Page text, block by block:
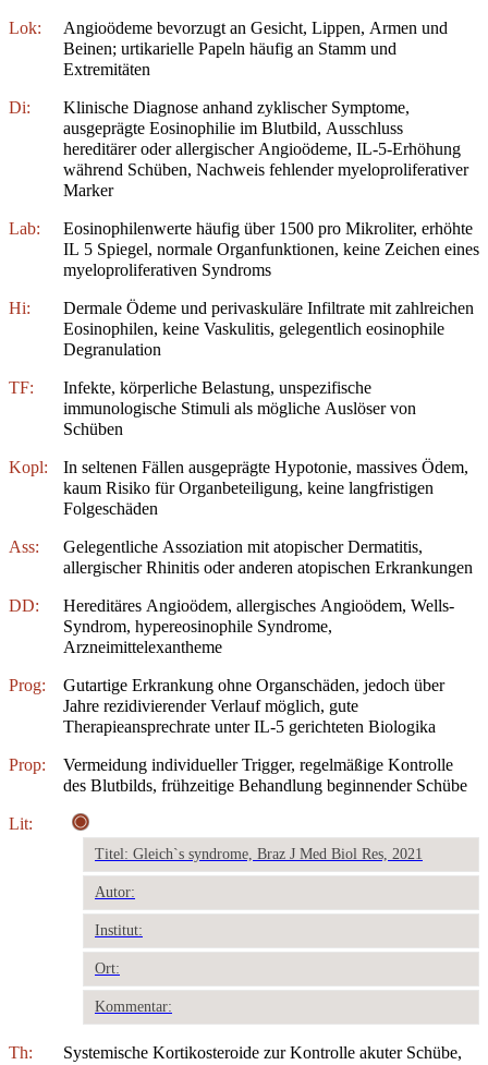
Lok:
Angioödeme bevorzugt an Gesicht, Lippen, Armen und
Beinen; urtikarielle Papeln häufig an Stamm und
Extremitäten
Di:
Klinische Diagnose anhand zyklischer Symptome,
ausgeprägte Eosinophilie im Blutbild, Ausschluss
hereditärer oder allergischer Angioödeme, IL-5-Erhöhung
während Schüben, Nachweis fehlender myeloproliferativer
Marker
Lab:
Eosinophilenwerte häufig über 1500 pro Mikroliter, erhöhte
IL 5 Spiegel, normale Organfunktionen, keine Zeichen eines
myeloproliferativen Syndroms
Hi:
Dermale Ödeme und perivaskuläre Infiltrate mit zahlreichen
Eosinophilen, keine Vaskulitis, gelegentlich eosinophile
Degranulation
TF:
Infekte, körperliche Belastung, unspezifische
immunologische Stimuli als mögliche Auslöser von
Schüben
Kopl:
In seltenen Fällen ausgeprägte Hypotonie, massives Ödem,
kaum Risiko für Organbeteiligung, keine langfristigen
Folgeschäden
Ass:
Gelegentliche Assoziation mit atopischer Dermatitis,
allergischer Rhinitis oder anderen atopischen Erkrankungen
DD:
Hereditäres Angioödem, allergisches Angioödem, Wells-
Syndrom, hypereosinophile Syndrome,
Arzneimittelexantheme
Prog:
Gutartige Erkrankung ohne Organschäden, jedoch über
Jahre rezidivierender Verlauf möglich, gute
Therapieansprechrate unter IL-5 gerichteten Biologika
Prop:
Vermeidung individueller Trigger, regelmäßige Kontrolle
des Blutbilds, frühzeitige Behandlung beginnender Schübe
Lit:
Titel: Gleich`s syndrome, Braz J Med Biol Res, 2021
Autor:
Institut:
Ort:
Kommentar:
Th:
Systemische Kortikosteroide zur Kontrolle akuter Schübe,